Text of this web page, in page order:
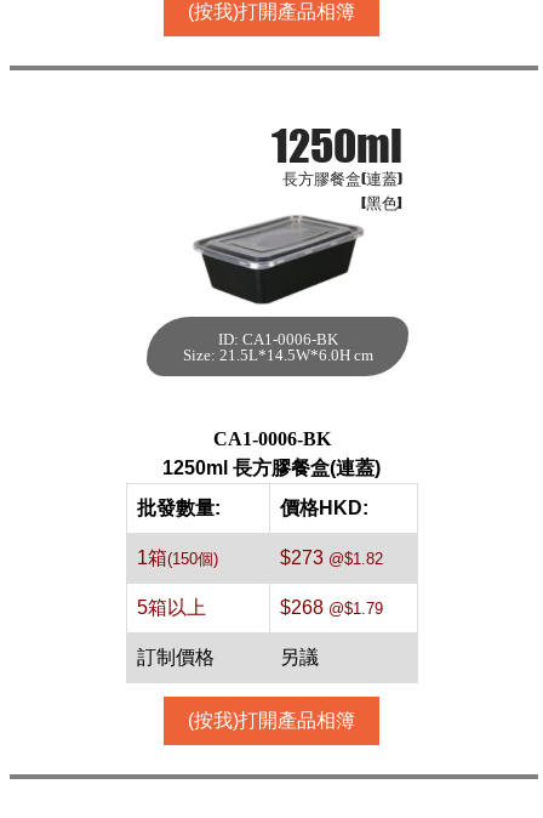
(按我)打開產品相簿
1250ml
長方膠餐盒(連蓋)
[黑色]
ID: CA1-0006-BK
Size: 21.5L*14.5W*6.0H cm
1250ml 長方膠餐
盒(連蓋)[黑色,150
CA1-0006-BK
1250ml 長方膠餐盒(連蓋)
批發數量:
價格HKD:
1箱(150個) $273@$1.82
5箱以上 $268@$1.79
訂制價格 另議
(按我)打開產品相簿